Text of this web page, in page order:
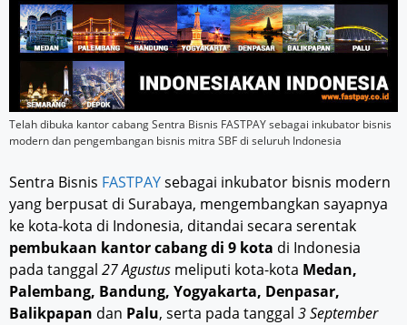
Telah dibuka kantor cabang Sentra Bisnis FASTPAY sebagai inkubator bisnis
modern dan pengembangan bisnis mitra SBF di seluruh Indonesia
Sentra Bisnis FASTPAYsebagai inkubator bisnis modern
yang berpusat di Surabaya, mengembangkan sayapnya
ke kota-kota di Indonesia, ditandai secara serentak
pembukaan kantor cabang di 9 kota di Indonesia
pada tanggal 27 Agustus meliputi kota-kota Medan,
Palembang, Bandung, Yogyakarta, Denpasar,
Balikpapan dan Palu, serta pada tanggal 3 September